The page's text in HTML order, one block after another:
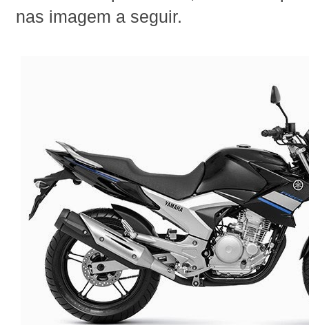
nas imagem a seguir.